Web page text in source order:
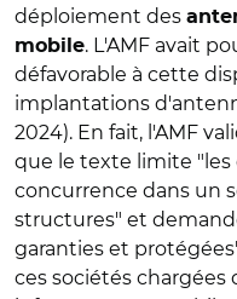
déploiement des
mobile. L'AMF avait
défavorable à cette
implantations
2024). En fait, l'AMF
que le texte limite "les
concurrence dans un
structures" et
garanties et
ces sociétés chargées